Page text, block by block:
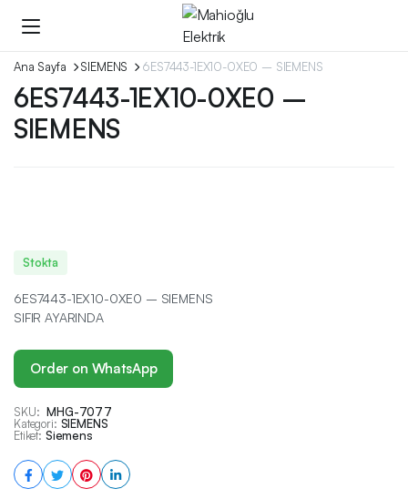
Ana Sayfa SIEMENS 6ES7443-1EX10-0XE0 – SIEMENS
6ES7443-1EX10-0XE0 –
SIEMENS
Stokta
6ES7443-1EX10-0XE0 – SIEMENS
SIFIR AYARINDA
Order on WhatsApp
SKU: MHG-7077
Kategori: SIEMENS
Etiket: Siemens